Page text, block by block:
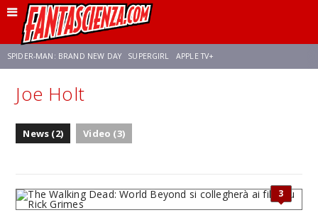
SPIDER-MAN: BRAND NEW DAY SUPERGIRL APPLE TV+
FRANCO RICCIARDIELLO
Joe Holt
News (2) Video (3)
3